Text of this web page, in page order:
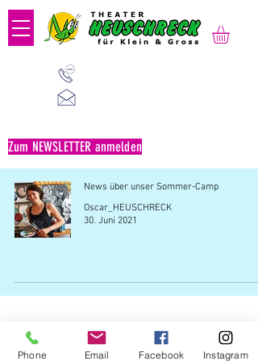
Zum NEWSLETTER anmelden
News über unser Sommer-Camp
Oscar_HEUSCHRECK
30. Juni 2021
Büro: Verein Theater HEUSCHRECK | Kaiserstraße
Phone Email Facebook Instagram